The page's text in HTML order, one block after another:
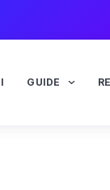
GUIDE